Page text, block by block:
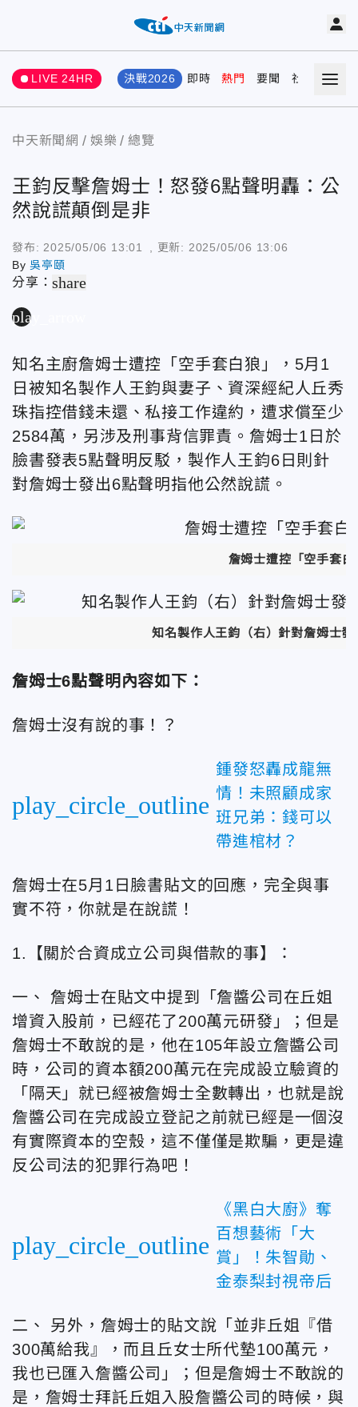
LIVE 24HR 決戰2026 即時 熱門 要聞 社會 娛樂
中天新聞網 娛樂 總覽
王鈞反擊詹姆士！怒發6點聲明轟：公
然說謊顛倒是非
發布: 2025/05/06 13:01 , 更新: 2025/05/06 13:06
By吳亭頤
分享：share
play_arrow
知名主廚詹姆士遭控「空手套白狼」，5月1
日被知名製作人王鈞與妻子、資深經紀人丘秀
珠指控借錢未還、私接工作違約，遭求償至少
2584萬，另涉及刑事背信罪責。詹姆士1日於
臉書發表5點聲明反駁，製作人王鈞6日則針
對詹姆士發出6點聲明指他公然說謊。
詹姆士遭控「空手套
知名製作人王鈞（右）針對詹姆士
詹姆士6點聲明內容如下：
詹姆士沒有說的事！？
play_circle_outline
鍾發怒轟成龍無
情！未照顧成家
班兄弟：錢可以
帶進棺材？
詹姆士在5月1日臉書貼文的回應，完全與事
實不符，你就是在說謊！
1.【關於合資成立公司與借款的事】：
一、
詹姆士在貼文中提到「詹醬公司在丘姐
增資入股前，已經花了200萬元研發」；但是
詹姆士不敢說的是，他在105年設立詹醬公司
時，公司的資本額200萬元在完成設立驗資的
「隔天」就已經被詹姆士全數轉出，也就是說
詹醬公司在完成設立登記之前就已經是一個沒
有實際資本的空殼，這不僅僅是欺騙，更是違
反公司法的犯罪行為吧！
play_circle_outline
《黑白大廚》奪
百想藝術「大
賞」！朱智勛、
金泰梨封視帝后
二、
另外，詹姆士的貼文說「並非丘姐『借
300萬給我』，而且丘女士所代墊100萬元，
我也已匯入詹醬公司」；但是詹姆士不敢說的
是，詹姆士拜託丘姐入股詹醬公司的時候，與